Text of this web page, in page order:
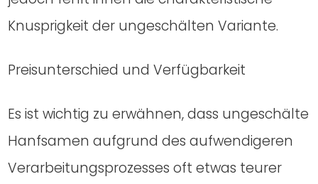
Knusp­rig­keit der unge­schäl­ten Vari­an­te.
Preis­un­ter­schied und Ver­füg­bar­keit
Es ist wich­tig zu erwäh­nen, dass unge­schäl­te
Hanf­sa­men auf­grund des auf­wen­di­ge­ren
Ver­ar­bei­tungs­pro­zes­ses oft etwas teu­rer